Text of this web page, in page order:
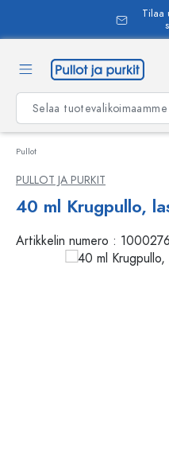
Tilaa
Pullot
PULLOT JA PURKIT
40 ml Krugpullo,
Artikkelin numero :